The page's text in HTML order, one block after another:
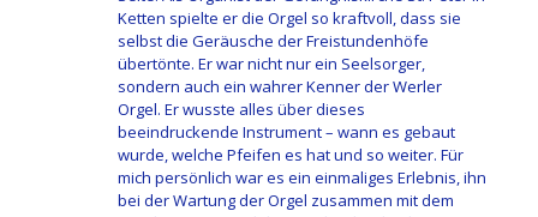
Ketten spielte er die Orgel so kraftvoll, dass sie
selbst die Geräusche der Freistundenhöfe
übertönte. Er war nicht nur ein Seelsorger,
sondern auch ein wahrer Kenner der Werler
Orgel. Er wusste alles über dieses
beeindruckende Instrument – wann es gebaut
wurde, welche Pfeifen es hat und so weiter. Für
mich persönlich war es ein einmaliges Erlebnis, ihn
bei der Wartung der Orgel zusammen mit dem